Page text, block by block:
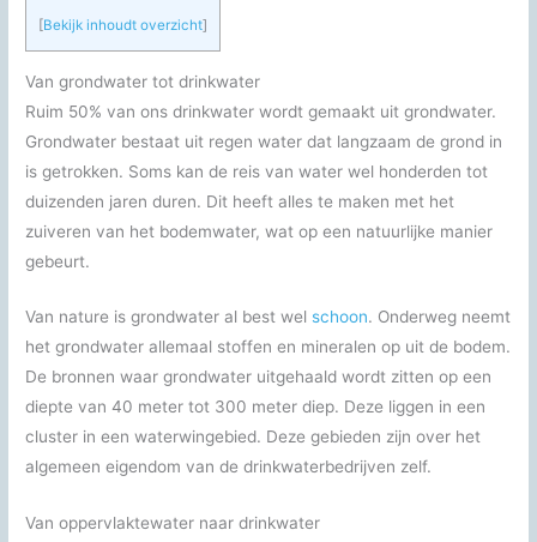
[Bekijk inhoudt overzicht]
Van grondwater tot drinkwater
Ruim 50% van ons drinkwater wordt gemaakt uit grondwater.
Grondwater bestaat uit regen water dat langzaam de grond in
is getrokken. Soms kan de reis van water wel honderden tot
duizenden jaren duren. Dit heeft alles te maken met het
zuiveren van het bodemwater, wat op een natuurlijke manier
gebeurt.
Van nature is grondwater al best wel schoon. Onderweg neemt
het grondwater allemaal stoffen en mineralen op uit de bodem.
De bronnen waar grondwater uitgehaald wordt zitten op een
diepte van 40 meter tot 300 meter diep. Deze liggen in een
cluster in een waterwingebied. Deze gebieden zijn over het
algemeen eigendom van de drinkwaterbedrijven zelf.
Van oppervlaktewater naar drinkwater